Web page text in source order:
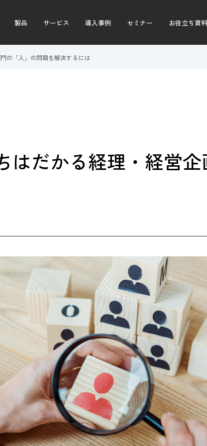
製品 サービス 導入事例 セミナー お役立ち資料
の「人」の問題を解決するには
はだかる経理・経営